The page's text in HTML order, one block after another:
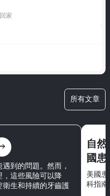
家
所有文章
到的問題。然而，
這些風險可以降
生和持續的牙齒護
自
國
美國
科指